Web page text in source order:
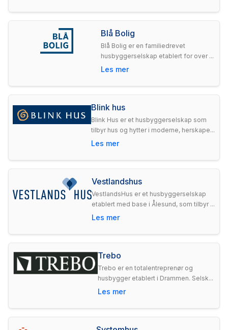
Blå Bolig
Blå Bolig er en familiedrevet
husbyggerselskap etablert for over ...
Les mer
Blink hus
Blink Hus er et husbyggerselskap som
tilbyr hus og hytter i moderne, herskape...
Les mer
Vestlandshus
VestlandsHus er et husbyggerselskap
etablert med base i Ålesund, som tilbyr ...
Les mer
Trebo
Trebo er en totalentreprenør og
husbygger etablert i Drammen. Selsk...
Les mer